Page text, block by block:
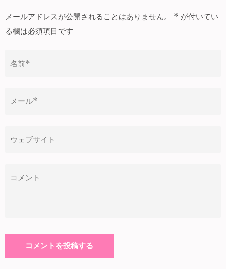
ゲ
ー
ョ
メールアドレスが公開されることはありません。 * が付いてい
る欄は必須項目です